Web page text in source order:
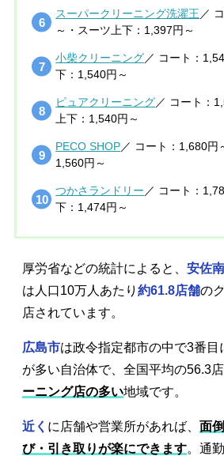
スーパークリーニング洗濯王 ／
～・スーツ上下：1,397円～
小柴クリーニング／ コート：
下：1,540円～
ピュアクリーニング／ コート：
上下：1,540円～
PECO SHOP／ コート：1,680円
1,560円～
つかさランドリー ／ コート：
下：1,474円～
厚労省などの統計によると、 安佐
は人口10万人あたり 約61.8店舗の
店されています。
広島市は政令指定都市の中で3番目
が多い自治体で、全国平均の56.3
ーニング店の多い地域です。
近く に店舗や営業所があれば、 面
び・引き取りが楽にできます。通